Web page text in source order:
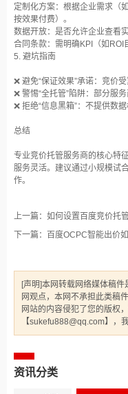
定制化方案‌：根据企业需求（
按效果付费）。
数据开放‌：是否允许企业查看
合同条款‌：需明确KPI（如ROI
5. 避坑指南‌
❌ ‌避免“保证效果”承诺‌：竞价
❌ ‌警惕“全托管”陷阱‌：部分服
❌ ‌拒绝“信息黑箱”‌：不提供数
总结‌
专业竞价托管服务商的核心特
服务灵活‌。建议通过小规模试
作。
上一篇：如何设置百度竞价托
下一篇：百度OCPC智能出价
[声明]本网转载网络媒体稿
网观点，本网不承担此类稿
网站的内容侵犯了您的版权
【sukefu888@qq.com】，
资讯分类